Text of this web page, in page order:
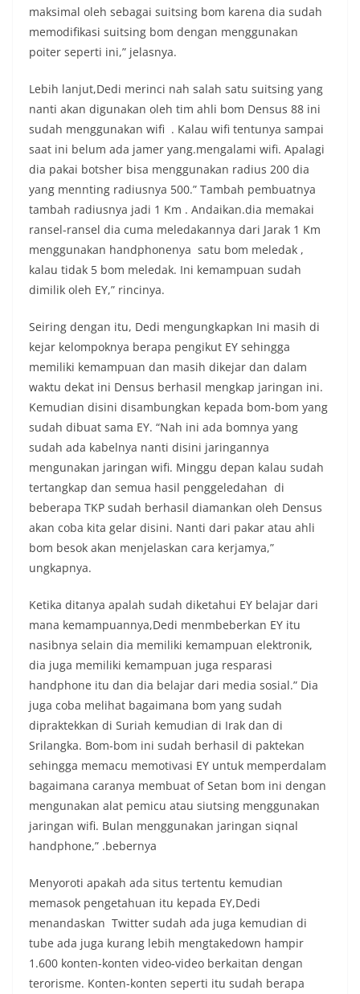
maksimal oleh sebagai suitsing bom karena dia sudah
memodifikasi suitsing bom dengan menggunakan
poiter seperti ini,” jelasnya.
Lebih lanjut,Dedi merinci nah salah satu suitsing yang
nanti akan digunakan oleh tim ahli bom Densus 88 ini
sudah menggunakan wifi . Kalau wifi tentunya sampai
saat ini belum ada jamer yang.mengalami wifi. Apalagi
dia pakai botsher bisa menggunakan radius 200 dia
yang mennting radiusnya 500.” Tambah pembuatnya
tambah radiusnya jadi 1 Km . Andaikan.dia memakai
ransel-ransel dia cuma meledakannya dari Jarak 1 Km
menggunakan handphonenya satu bom meledak ,
kalau tidak 5 bom meledak. Ini kemampuan sudah
dimilik oleh EY,” rincinya.
Seiring dengan itu, Dedi mengungkapkan Ini masih di
kejar kelompoknya berapa pengikut EY sehingga
memiliki kemampuan dan masih dikejar dan dalam
waktu dekat ini Densus berhasil mengkap jaringan ini.
Kemudian disini disambungkan kepada bom-bom yang
sudah dibuat sama EY. “Nah ini ada bomnya yang
sudah ada kabelnya nanti disini jaringannya
mengunakan jaringan wifi. Minggu depan kalau sudah
tertangkap dan semua hasil penggeledahan di
beberapa TKP sudah berhasil diamankan oleh Densus
akan coba kita gelar disini. Nanti dari pakar atau ahli
bom besok akan menjelaskan cara kerjamya,”
ungkapnya.
Ketika ditanya apalah sudah diketahui EY belajar dari
mana kemampuannya,Dedi menmbeberkan EY itu
nasibnya selain dia memiliki kemampuan elektronik,
dia juga memiliki kemampuan juga resparasi
handphone itu dan dia belajar dari media sosial.” Dia
juga coba melihat bagaimana bom yang sudah
dipraktekkan di Suriah kemudian di Irak dan di
Srilangka. Bom-bom ini sudah berhasil di paktekan
sehingga memacu memotivasi EY untuk memperdalam
bagaimana caranya membuat of Setan bom ini dengan
mengunakan alat pemicu atau siutsing menggunakan
jaringan wifi. Bulan menggunakan jaringan siqnal
handphone,” .bebernya
Menyoroti apakah ada situs tertentu kemudian
memasok pengetahuan itu kepada EY,Dedi
menandaskan Twitter sudah ada juga kemudian di
tube ada juga kurang lebih mengtakedown hampir
1.600 konten-konten video-video berkaitan dengan
terorisme. Konten-konten seperti itu sudah berapa